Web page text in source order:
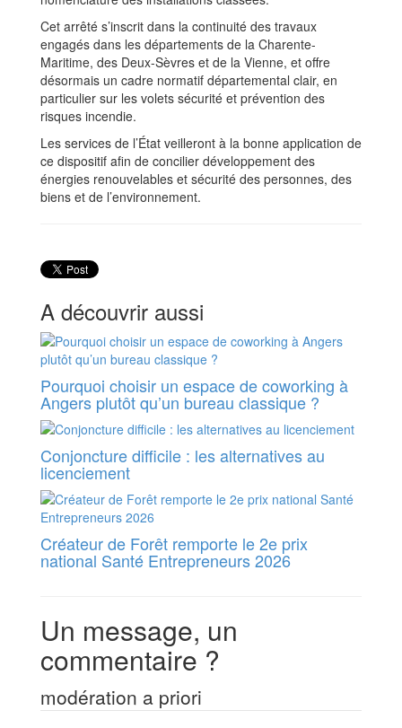
Cet arrêté s’inscrit dans la continuité des travaux
engagés dans les départements de la Charente-
Maritime, des Deux-Sèvres et de la Vienne, et offre
désormais un cadre normatif départemental clair, en
particulier sur les volets sécurité et prévention des
risques incendie.
Les services de l’État veilleront à la bonne application de
ce dispositif afin de concilier développement des
énergies renouvelables et sécurité des personnes, des
biens et de l’environnement.
A découvrir aussi
Pourquoi choisir un espace de coworking à
Angers plutôt qu’un bureau classique ?
Conjoncture difficile : les alternatives au
licenciement
Créateur de Forêt remporte le 2e prix
national Santé Entrepreneurs 2026
Un message, un
commentaire ?
modération a priori